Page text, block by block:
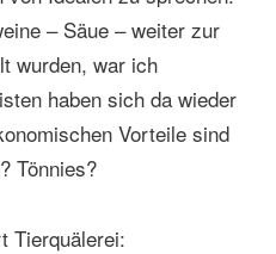
– Säue – weiter zur
wurden, war ich
haben sich da wieder
Vorteile sind
Tönnies?
Tierquälerei: